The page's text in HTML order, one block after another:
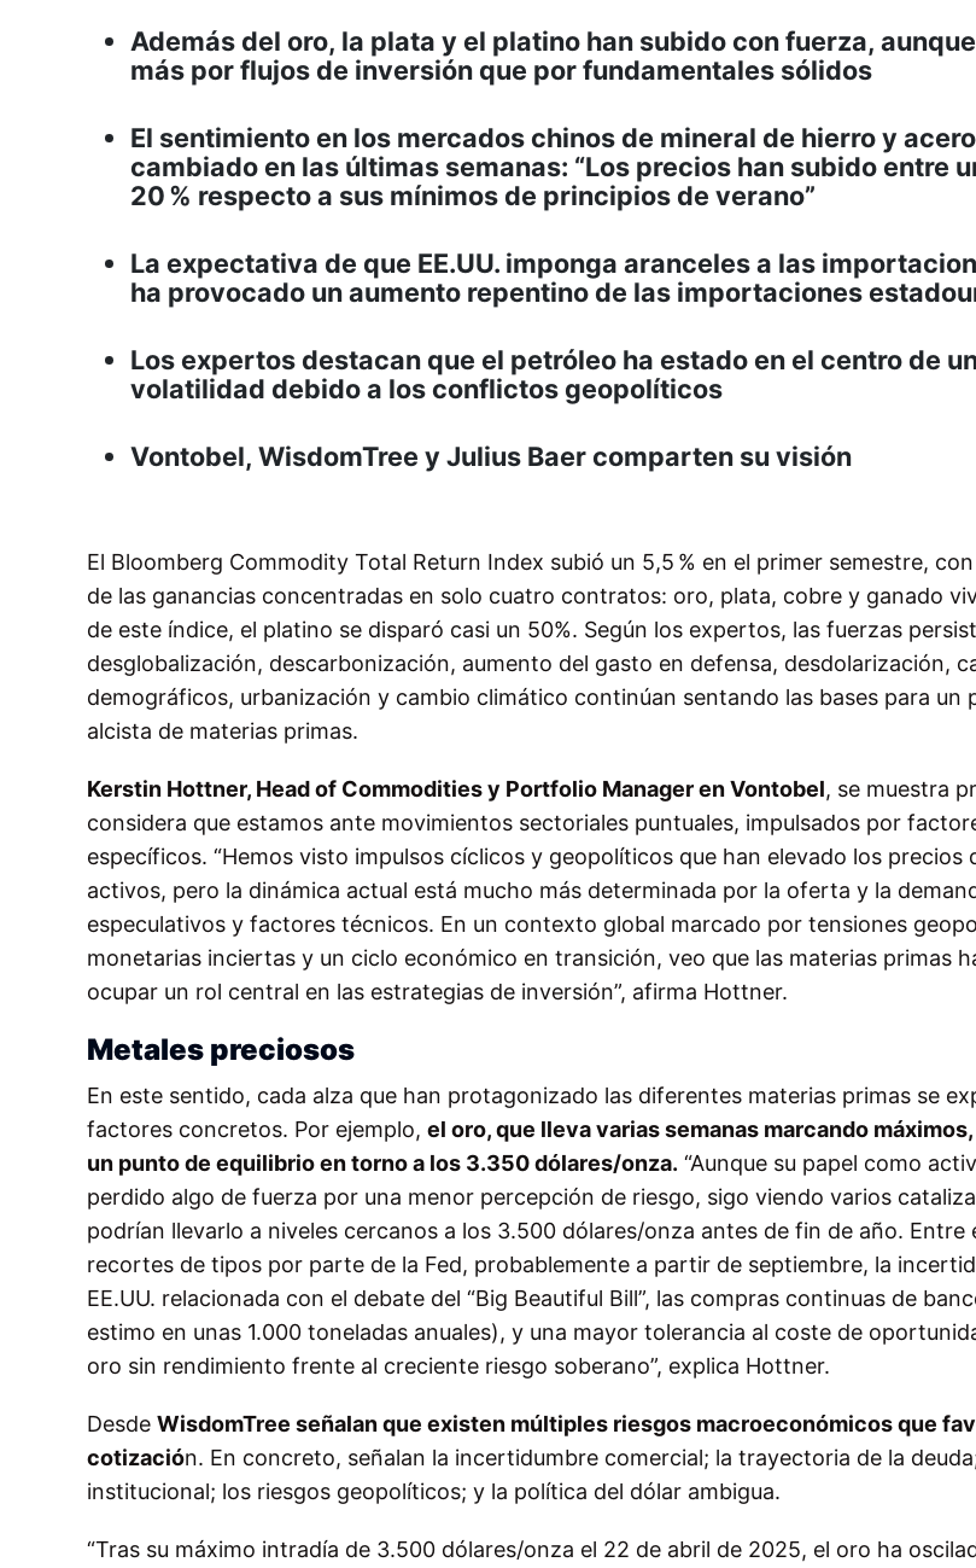
Además del oro, la plata y el platino han subido con fuerza,
más por flujos de inversión que por fundamentales sólidos
El sentimiento en los mercados chinos de mineral de hierro y
cambiado en las últimas semanas: “Los precios han subido entre
20 % respecto a sus mínimos de principios de verano”
La expectativa de que EE.UU. imponga aranceles a las
ha provocado un aumento repentino de las importaciones
Los expertos destacan que el petróleo ha estado en el centro de
volatilidad debido a los conflictos geopolíticos
Vontobel, WisdomTree y Julius Baer comparten su visión
El Bloomberg Commodity Total Return Index subió un 5,5 % en el primer semestre,
de las ganancias concentradas en solo cuatro contratos: oro, plata, cobre y ganado
de este índice, el platino se disparó casi un 50%. Según los expertos, las fuerzas
desglobalización, descarbonización, aumento del gasto en defensa, desdolarización,
demográficos, urbanización y cambio climático continúan sentando las bases para un
alcista de materias primas.
Kerstin Hottner, Head of Commodities y Portfolio Manager en Vontobel, se muestra
considera que estamos ante movimientos sectoriales puntuales, impulsados por
específicos. “Hemos visto impulsos cíclicos y geopolíticos que han elevado los precios
activos, pero la dinámica actual está mucho más determinada por la oferta y la
especulativos y factores técnicos. En un contexto global marcado por tensiones
monetarias inciertas y un ciclo económico en transición, veo que las materias primas
ocupar un rol central en las estrategias de inversión”, afirma Hottner.
Metales preciosos
En este sentido, cada alza que han protagonizado las diferentes materias primas se
factores concretos. Por ejemplo, el oro, que lleva varias semanas marcando
un punto de equilibrio en torno a los 3.350 dólares/onza. “Aunque su papel como
perdido algo de fuerza por una menor percepción de riesgo, sigo viendo varios
podrían llevarlo a niveles cercanos a los 3.500 dólares/onza antes de fin de año. Entre
recortes de tipos por parte de la Fed, probablemente a partir de septiembre, la
EE.UU. relacionada con el debate del “Big Beautiful Bill”, las compras continuas de
estimo en unas 1.000 toneladas anuales), y una mayor tolerancia al coste de
oro sin rendimiento frente al creciente riesgo soberano”, explica Hottner.
Desde WisdomTree señalan que existen múltiples riesgos macroeconómicos que
cotización. En concreto, señalan la incertidumbre comercial; la trayectoria de la
institucional; los riesgos geopolíticos; y la política del dólar ambigua.
“Tras su máximo intradía de 3.500 dólares/onza el 22 de abril de 2025, el oro ha